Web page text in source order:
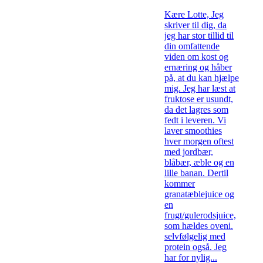
Kære Lotte, Jeg
skriver til dig, da
jeg har stor tillid til
din omfattende
viden om kost og
ernæring og håber
på, at du kan hjælpe
mig. Jeg har læst at
fruktose er usundt,
da det lagres som
fedt i leveren. Vi
laver smoothies
hver morgen oftest
med jordbær,
blåbær, æble og en
lille banan. Dertil
kommer
granatæblejuice og
en
frugt/gulerodsjuice,
som hældes oveni.
selvfølgelig med
protein også. Jeg
har for nylig...